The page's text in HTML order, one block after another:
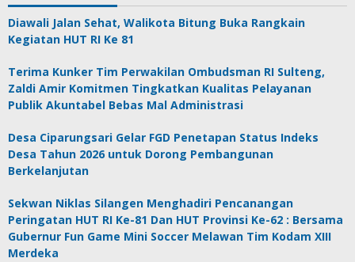
Diawali Jalan Sehat, Walikota Bitung Buka Rangkain
Kegiatan HUT RI Ke 81
Terima Kunker Tim Perwakilan Ombudsman RI Sulteng,
Zaldi Amir Komitmen Tingkatkan Kualitas Pelayanan
Publik Akuntabel Bebas Mal Administrasi
Desa Ciparungsari Gelar FGD Penetapan Status Indeks
Desa Tahun 2026 untuk Dorong Pembangunan
Berkelanjutan
Sekwan Niklas Silangen Menghadiri Pencanangan
Peringatan HUT RI Ke-81 Dan HUT Provinsi Ke-62 : Bersama
Gubernur Fun Game Mini Soccer Melawan Tim Kodam XIII
Merdeka